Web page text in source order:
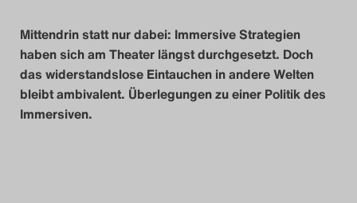
Mittendrin statt nur dabei: Immersive Strategien
haben sich am Theater längst durchgesetzt. Doch
das widerstandslose Eintauchen in andere Welten
bleibt ambivalent. Überlegungen zu einer Politik des
Immersiven.